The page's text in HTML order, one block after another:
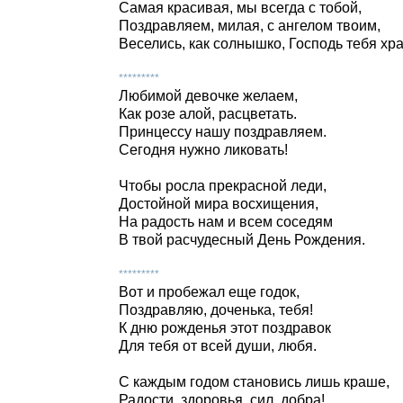
Самая красивая, мы всегда с тобой,
Поздравляем, милая, с ангелом твоим,
Веселись, как солнышко, Господь тебя
*********
Любимой девочке желаем,
Как розе алой, расцветать.
Принцессу нашу поздравляем.
Сегодня нужно ликовать!
Чтобы росла прекрасной леди,
Достойной мира восхищения,
На радость нам и всем соседям
В твой расчудесный День Рождения.
*********
Вот и пробежал еще годок,
Поздравляю, доченька, тебя!
К дню рожденья этот поздравок
Для тебя от всей души, любя.
С каждым годом становись лишь краше,
Радости, здоровья, сил, добра!